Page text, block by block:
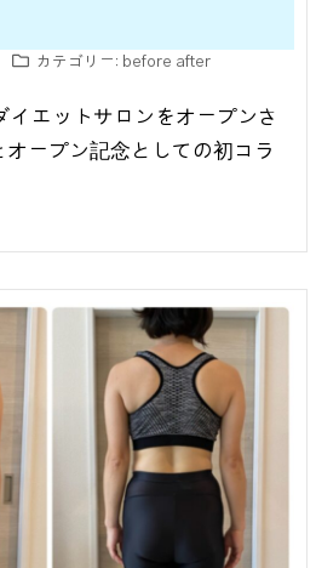
カテゴリー: before after
イエットサロンをオープンさ
ープン記念としての初コラ